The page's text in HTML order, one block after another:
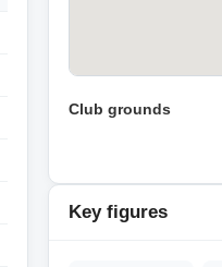
Club grounds
Key figures